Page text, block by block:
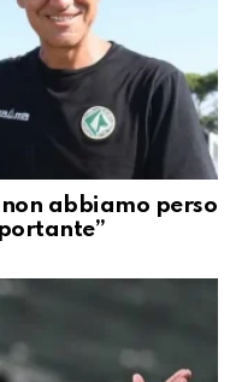
abbiamo perso